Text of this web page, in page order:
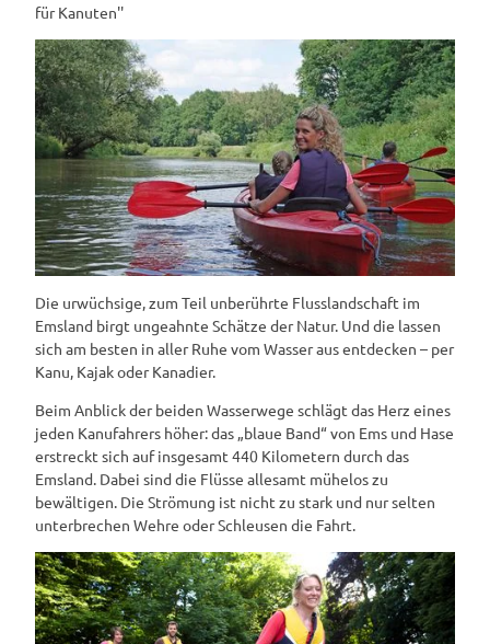
für Kanuten''
Die urwüchsige, zum Teil unberührte Flusslandschaft im
Emsland birgt ungeahnte Schätze der Natur. Und die lassen
sich am besten in aller Ruhe vom Wasser aus entdecken – per
Kanu, Kajak oder Kanadier.
Beim Anblick der beiden Wasserwege schlägt das Herz eines
jeden Kanufahrers höher: das „blaue Band“ von Ems und Hase
erstreckt sich auf insgesamt 440 Kilometern durch das
Emsland. Dabei sind die Flüsse allesamt mühelos zu
bewältigen. Die Strömung ist nicht zu stark und nur selten
unterbrechen Wehre oder Schleusen die Fahrt.